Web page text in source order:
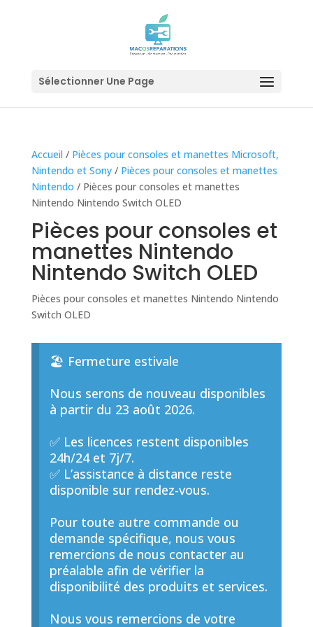
Sélectionner Une Page
Accueil / Pièces pour consoles et manettes Microsoft,
Nintendo et Sony/ Pièces pour consoles et manettes
Nintendo / Pièces pour consoles et manettes
Nintendo Nintendo Switch OLED
Pièces pour consoles et
manettes Nintendo
Nintendo Switch OLED
Pièces pour consoles et manettes Nintendo Nintendo
Switch OLED
🏖️ Fermeture estivale
Nous serons de nouveau disponibles
à partir du 23 août 2026.
✅ Les licences restent disponibles
24h/24 et 7j/7.
✅ L’assistance à distance reste
disponible sur rendez-vous.
Pour toute autre commande ou
demande spécifique, nous vous
remercions de nous contacter au
préalable afin de vérifier la
disponibilité des produits et services.
Nous vous remercions de votre